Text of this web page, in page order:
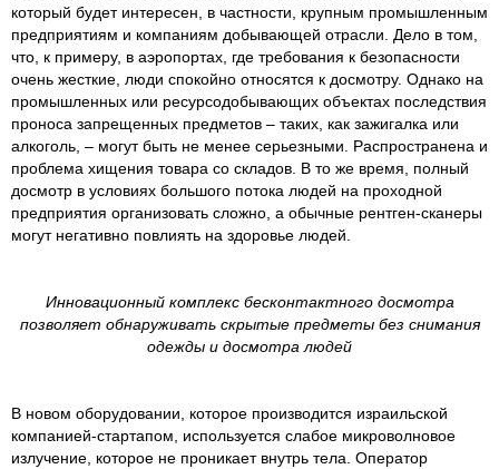
который будет интересен, в частности, крупным промышленным
предприятиям и компаниям добывающей отрасли. Дело в том,
что, к примеру, в аэропортах, где требования к безопасности
очень жесткие, люди спокойно относятся к досмотру. Однако на
промышленных или ресурсодобывающих объектах последствия
проноса запрещенных предметов – таких, как зажигалка или
алкоголь, – могут быть не менее серьезными. Распространена и
проблема хищения товара со складов. В то же время, полный
досмотр в условиях большого потока людей на проходной
предприятия организовать сложно, а обычные рентген-сканеры
могут негативно повлиять на здоровье людей.
Инновационный комплекс бесконтактного досмотра
позволяет обнаруживать скрытые предметы без снимания
одежды и досмотра людей
В новом оборудовании, которое производится израильской
компанией-стартапом, используется слабое микроволновое
излучение, которое не проникает внутрь тела. Оператор